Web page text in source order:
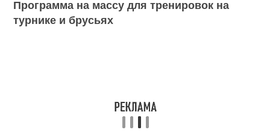
Программа на массу для тренировок на
турнике и брусьях